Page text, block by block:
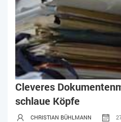
Cleveres
schlaue Köpfe
CHRISTIAN BÜHLMANN